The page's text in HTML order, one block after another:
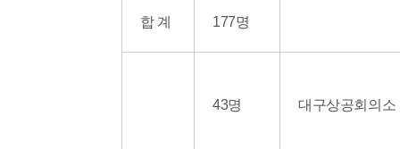
합 계 177명
43명 대구상공회의소